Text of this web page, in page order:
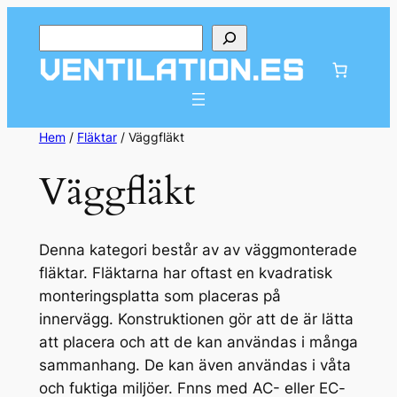
innehåll
Hem/ Fläktar/ Väggfläkt
Väggfläkt
Denna kategori består av av väggmonterade
fläktar. Fläktarna har oftast en kvadratisk
monteringsplatta som placeras på
innervägg. Konstruktionen gör att de är lätta
att placera och att de kan användas i många
sammanhang. De kan även användas i våta
och fuktiga miljöer. Fnns med AC- eller EC-